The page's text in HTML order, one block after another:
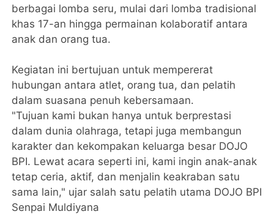
berbagai lomba seru, mulai dari lomba tradisional
khas 17-an hingga permainan kolaboratif antara
anak dan orang tua.
Kegiatan ini bertujuan untuk mempererat
hubungan antara atlet, orang tua, dan pelatih
dalam suasana penuh kebersamaan.
"Tujuan kami bukan hanya untuk berprestasi
dalam dunia olahraga, tetapi juga membangun
karakter dan kekompakan keluarga besar DOJO
BPI. Lewat acara seperti ini, kami ingin anak-anak
tetap ceria, aktif, dan menjalin keakraban satu
sama lain," ujar salah satu pelatih utama DOJO BPI
Senpai Muldiyana